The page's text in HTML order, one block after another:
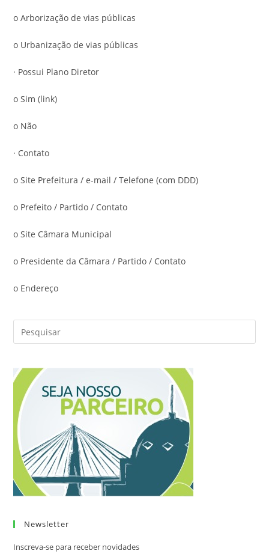
o Arborização de vias públicas
o Urbanização de vias públicas
· Possui Plano Diretor
o Sim (link)
o Não
· Contato
o Site Prefeitura / e-mail / Telefone (com DDD)
o Prefeito / Partido / Contato
o Site Câmara Municipal
o Presidente da Câmara / Partido / Contato
o Endereço
Newsletter
Inscreva-se para receber novidades